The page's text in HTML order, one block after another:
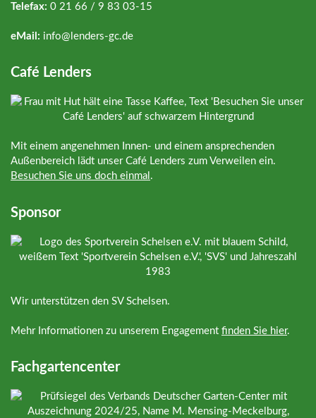
Telefax: 0 21 66 / 9 83 03-15
eMail: info@ lenders-gc.de
Café Lenders
Mit einem angenehmen Innen- und einem ansprechenden
Außenbereich lädt unser Café Lenders zum Verweilen ein.
Besuchen Sie uns doch einmal .
Sponsor
Wir unterstützen den SV Schelsen.
Mehr Informationen zu unserem Engagement finden Sie hier.
Fachgartencenter